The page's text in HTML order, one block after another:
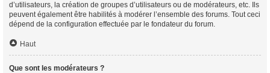
d’utilisateurs, la création de groupes d’utilisateurs ou de modérateurs, etc. Ils
peuvent également être habilités à modérer l’ensemble des forums. Tout ceci
dépend de la configuration effectuée par le fondateur du forum.
Haut
Que sont les modérateurs ?